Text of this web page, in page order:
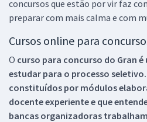
concursos que estão por vir faz
preparar com mais calma e com
Cursos online para
O curso para concurso do Gran
estudar para o processo
constituídos por módulos
docente experiente e que
bancas organizadoras